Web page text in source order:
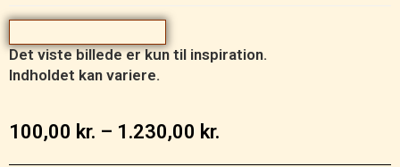
Det viste billede er kun til inspiration.
Indholdet kan variere.
100,00 kr. – 1.230,00 kr.